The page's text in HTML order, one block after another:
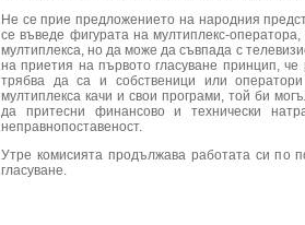
Не се прие предложението на народния
се въведе фигурата на мултиплекс-
мултиплекса, но да може да съвпада с
на приетия на първото гласуване принцип,
трябва да са и собственици или
мултиплекса качи и свои програми, той би
да притесни финансово и технически
неправнопоставеност.
Утре комисията продължава работата си по
гласуване.